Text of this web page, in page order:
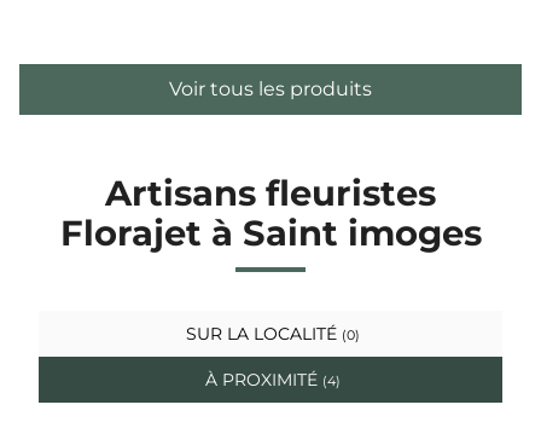
Voir tous les produits
Artisans fleuristes
Florajet à Saint imoges
SUR LA LOCALITÉ (0)
À PROXIMITÉ (4)